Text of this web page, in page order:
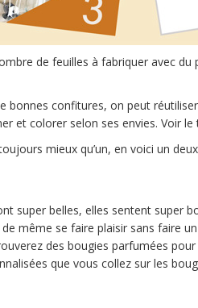
de feuilles à fabriquer avec du
bonnes confitures, on peut
et colorer selon ses envies. Voir
mieux qu’un, en voici un
super belles, elles sentent super
même se faire plaisir sans faire
des bougies parfumées
que vous collez sur les